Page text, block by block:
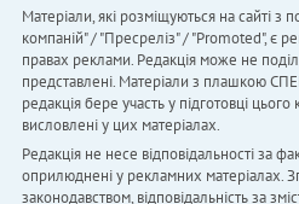
Матеріали, які розміщуються на сайті
компаній" / "Пресреліз" / "Promoted", є
правах реклами. Редакція може не
представлені. Матеріали з плашкою
редакція бере участь у підготовці цього
висловлені у цих матеріалах.
Редакція не несе відповідальності за
оприлюднені у рекламних матеріалах.
законодавством, відповідальність за